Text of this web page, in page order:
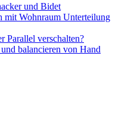
und Bidet
mit Wohnraum Unterteilung
Parallel verschalten?
balancieren von Hand